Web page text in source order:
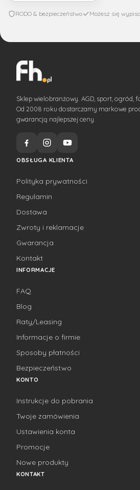
RODO & bezpieczeństwo Możesz się
Sklep wielobranżowy. AGD, sport, ogród,
Od 2008 roku dostarczamy markowe
gwarancją najlepszej ceny.
OBSŁUGA KLIENTA
Polityka prywatności
Regulamin
Dostawa
Zwroty i reklamacje
Gwarancja
Kontakt
INFORMACJE
FAQ
Blog
Raty/Leasing
Informacje o firmie
Sposoby płatności
Bezpieczeństwo
KONTO
Instrukcje do pobrania
Twoje zamówienia
Ustawienia konta
Promocje
Nowe produkty
KONTAKT